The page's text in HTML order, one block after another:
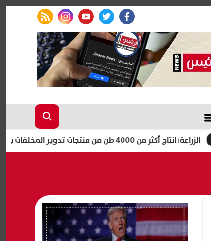
facebook
twitter
youtube
instagram
rss feed
طن من منتجات تدوير المخلفات بالمجازر المعتمدة